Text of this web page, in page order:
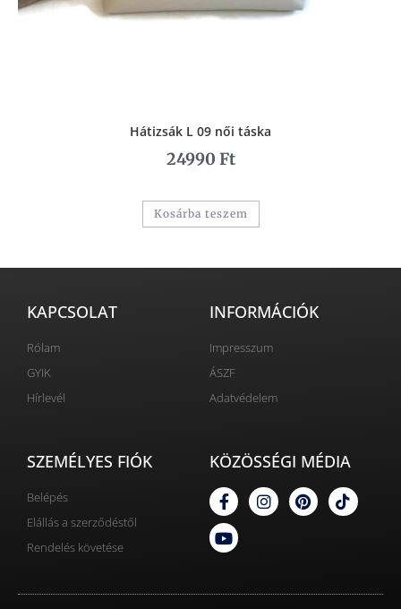
Hátizsák L 09 női táska
24990 Ft
Kosárba teszem
KAPCSOLAT
Rólam
GYIK
Hírlevél
INFORMÁCIÓK
Impresszum
ÁSZF
Adatvédelem
SZEMÉLYES FIÓK
Belépés
Elállás a szerződéstől
Rendelés követése
KÖZÖSSÉGI MÉDIA